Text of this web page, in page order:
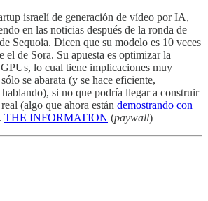
israelí de generación de vídeo por IA,
en las noticias después de la ronda de
Sequoia. Dicen que su modelo es 10 veces
el de Sora. Su apuesta es optimizar la
lo cual tiene implicaciones muy
se abarata (y se hace eficiente,
hablando), si no que podría llegar a construir
(algo que ahora están demostrando con
THE INFORMATION (paywall)